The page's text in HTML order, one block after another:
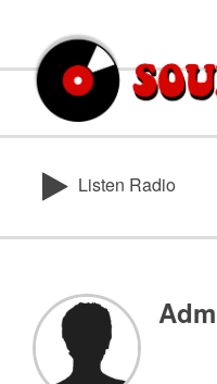
Listen Radio